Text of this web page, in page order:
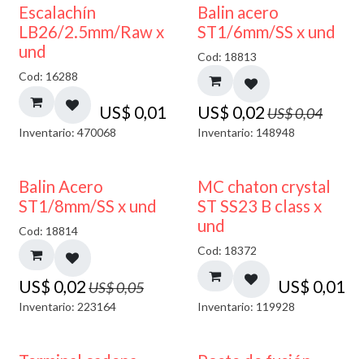
Escalachín
LB26/2.5mm/Raw x
und
Cod: 16288
US$ 0,01
Inventario: 470068
50% DESCUENTO
Balin acero
ST1/6mm/SS x und
Cod: 18813
US$ 0,02US$0,04
Inventario: 148948
50% DESCUENTO
Balin Acero
ST1/8mm/SS x und
Cod: 18814
US$ 0,02US$0,05
Inventario: 223164
MC chaton crystal
ST SS23 B class x
und
Cod: 18372
US$ 0,01
Inventario: 119928